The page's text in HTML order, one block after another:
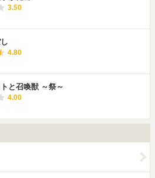
3.50
4.80
と召喚獣 ～祭～
4.00